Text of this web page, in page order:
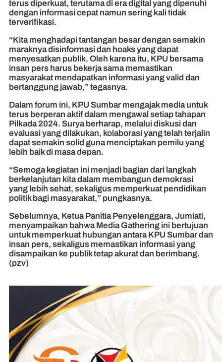
terus diperkuat, terutama di era digital yang dipenuhi
dengan informasi cepat namun sering kali tidak
terverifikasi.
“Kita menghadapi tantangan besar dengan semakin
maraknya disinformasi dan hoaks yang dapat
menyesatkan publik. Oleh karena itu, KPU bersama
insan pers harus bekerja sama memastikan
masyarakat mendapatkan informasi yang valid dan
bertanggung jawab,” tegasnya.
Dalam forum ini, KPU Sumbar mengajak media untuk
terus berperan aktif dalam mengawal setiap tahapan
Pilkada 2024. Surya berharap, melalui diskusi dan
evaluasi yang dilakukan, kolaborasi yang telah terjalin
dapat semakin solid guna menciptakan pemilu yang
lebih baik di masa depan.
“Semoga kegiatan ini menjadi bagian dari langkah
berkelanjutan kita dalam membangun demokrasi
yang lebih sehat, sekaligus memperkuat pendidikan
politik bagi masyarakat,” pungkasnya.
Sebelumnya, Ketua Panitia Penyelenggara, Jumiati,
menyampaikan bahwa Media Gathering ini bertujuan
untuk memperkuat hubungan antara KPU Sumbar dan
insan pers, sekaligus memastikan informasi yang
disampaikan ke publik tetap akurat dan berimbang.
(pzv)